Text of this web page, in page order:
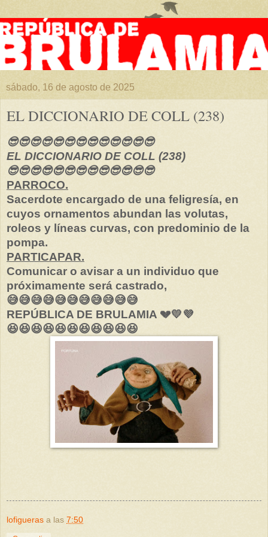
sábado, 16 de agosto de 2025
EL DICCIONARIO DE COLL (238)
😎😎😎😎😎😎😎😎😎😎😎😎😎
EL DICCIONARIO DE COLL (238)
😎😎😎😎😎😎😎😎😎😎😎😎😎
PARROCO.
Sacerdote encargado de una feligresía, en
cuyos ornamentos abundan las volutas,
roleos y líneas curvas, con predominio de la
pompa.
PARTICAPAR.
Comunicar o avisar a un individuo que
próximamente será castrado,
😅😅😅😅😅😅😅😅😅😅😅
REPÚBLICA DE BRULAMIA 💔💛💜
😆😆😆😆😆😆😆😆😆😆😆
lofigueras a las 7:50